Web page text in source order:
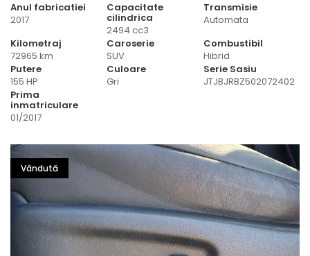
Anul fabricatiei
2017
Capacitate
cilindrica
2494 cc3
Transmisie
Automata
Kilometraj
72965 km
Caroserie
SUV
Combustibil
Hibrid
Putere
155 HP
Culoare
Gri
Serie Sasiu
JTJBJRBZ502072402
Prima
inmatriculare
01/2017
Vândută